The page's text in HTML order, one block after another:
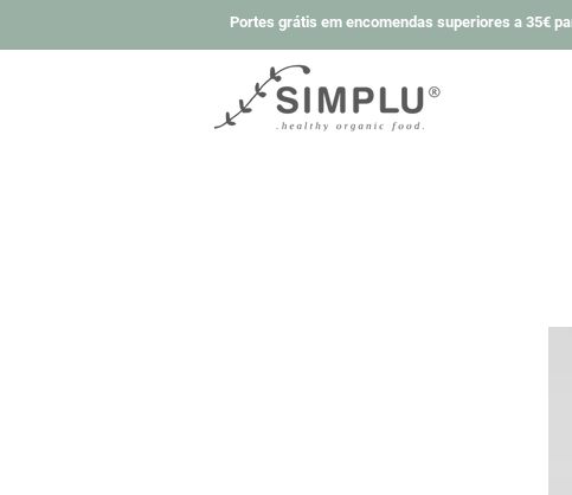
Portes grátis em encomendas superiores a 35€